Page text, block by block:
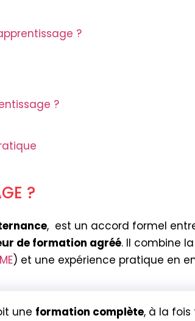
?
?
?
, est un accord formel
de formation agréé. Il combine
) et une expérience pratique en
une formation complète, à la